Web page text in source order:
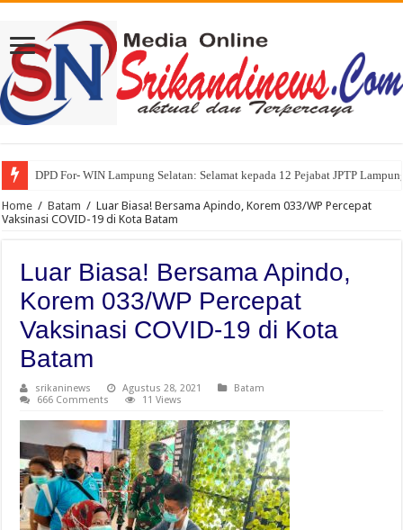
DPD For- WIN Lampung Selatan: Selamat kepada 12 Pejabat JPTP
Home / Batam / Luar Biasa! Bersama Apindo, Korem 033/WP Percepat
Vaksinasi COVID-19 di Kota Batam
Luar Biasa! Bersama Apindo,
Korem 033/WP Percepat
Vaksinasi COVID-19 di Kota
Batam
srikaninews Agustus 28, 2021
Batam
666 Comments
11 Views